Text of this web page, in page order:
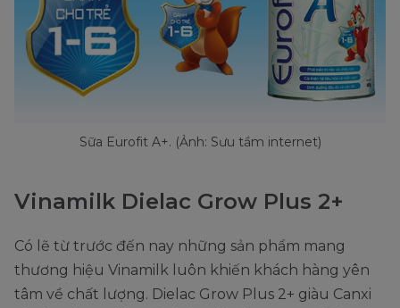
Sữa Eurofit A+. (Ảnh: Sưu tầm internet)
Vinamilk Dielac Grow Plus 2+
Có lẽ từ trước đến nay những sản phẩm mang
thương hiệu Vinamilk luôn khiến khách hàng yên
tâm về chất lượng. Dielac Grow Plus 2+ giàu Canxi